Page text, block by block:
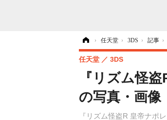
› 任天堂 › 3DS › 記事 ›
『リズム怪
の写真・画像
『リズム怪盗R 皇帝ナポ
任天堂 3DS